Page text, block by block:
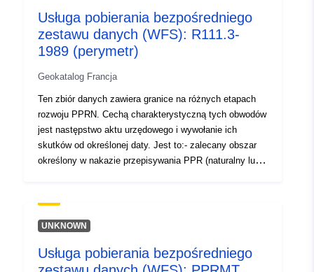
4a41-84dc-d53a6cae3811
Typ:
Zasób:
Usługa pobierania bezpośredniego
zestawu danych (WFS): R111.3-
1989 (perymetr)
Geokatalog Francja
Ten zbiór danych zawiera granice na różnych etapach
rozwoju PPRN. Cechą charakterystyczną tych obwodów
jest następstwo aktu urzędowego i wywołanie ich
skutków od określonej daty. Jest to:- zalecany obszar
określony w nakazie przepisywania PPR (naturalny lub
RPP. Ten zatwierdzony obwód jest służebnością (PM1
dla PPRN i PM3 dla PPRT);- zakres badania, który
UNKNOWN
Usługa pobierania bezpośredniego